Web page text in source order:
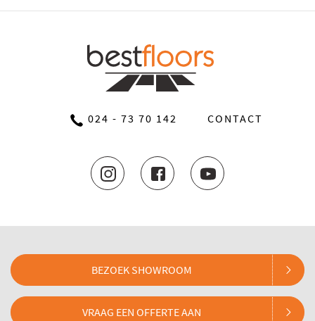
024 - 73 70 142 CONTACT
BEZOEK SHOWROOM
VRAAG EEN OFFERTE AAN